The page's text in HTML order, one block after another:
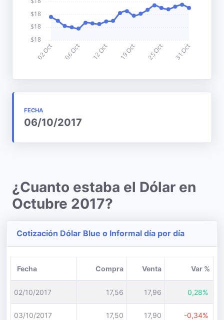
FECHA
06/10/2017
¿Cuanto estaba el Dólar en
Octubre 2017?
Cotización Dólar Blue o Informal día por día
Fecha Compra Venta Var %
02/10/2017 17,56 17,96 0,28%
03/10/2017 17,50 17,90 -0,34%